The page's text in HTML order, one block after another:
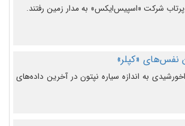
نفس‌های «کپلر»
به اندازه سیاره نپتون در آخرین داده‌های